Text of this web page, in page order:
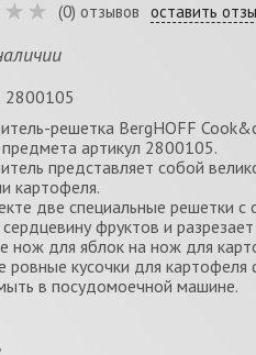
(0) отзывов оставить
2800105
решетка BergHOFF
артикул 2800105.
представляет собой
картофеля.
две специальные решетки с
фруктов и
нож для яблок на нож для
ровные кусочки для картофеля
в посудомоечной машине.